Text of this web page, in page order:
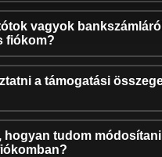
vagyok bankszámláról
fiókom?
a támogatási
hogyan tudom